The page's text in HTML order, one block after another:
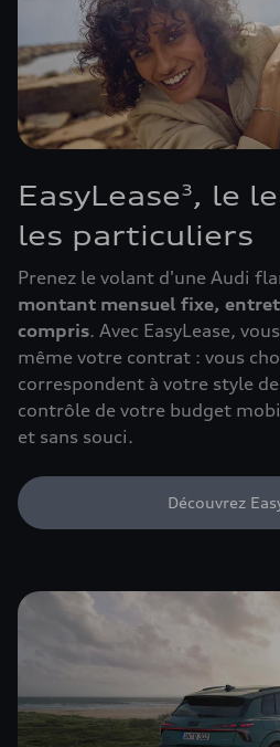
EasyLease3, le
les particuliers
Prenez le volant d'une Audi
montant mensuel fixe,
compris. Avec EasyLease,
même votre contrat : vous
correspondent à votre style
contrôle de votre budget
et sans souci.
Découvrez